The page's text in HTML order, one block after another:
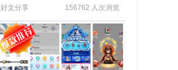
好文分享 156762 人次浏览